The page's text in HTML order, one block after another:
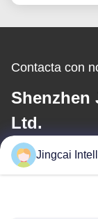
Contacta con
Shenzhen
Ltd.
El correo
Jingcai